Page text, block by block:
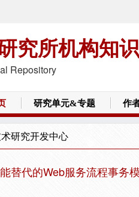
究所机构知
Repository
研究单元&专题 作
研究开发中心
替代的Web服务流程事务